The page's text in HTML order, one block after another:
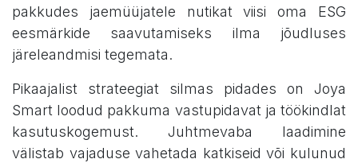
pakkudes jaemüüjatele nutikat viisi oma ESG
eesmärkide saavutamiseks ilma jõudluses
järeleandmisi tegemata.
Pikaajalist strateegiat silmas pidades on Joya
Smart loodud pakkuma vastupidavat ja töökindlat
kasutuskogemust. Juhtmevaba laadimine
välistab vajaduse vahetada katkiseid või kulunud